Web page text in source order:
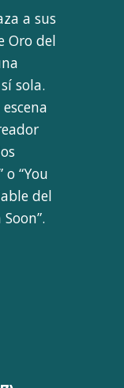
a sus
Oro del
sola.
“You
del